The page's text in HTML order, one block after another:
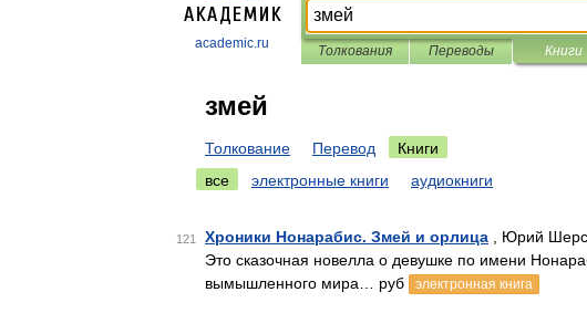
academic.ru Толкования Переводы Книги
змей
Толкование Перевод
Книги
все
электронные книги аудиокниги
121 Хроники Нонарабис. Змей и орлица , Юрий
Это сказочная новелла о девушке по имени
вымышленного мира… руб
электронная книга